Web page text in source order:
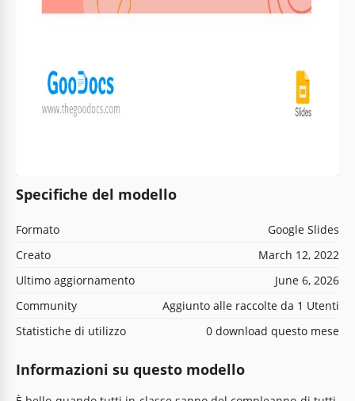
Specifiche del modello
Formato
Google Slides
Creato
March 12, 2022
Ultimo aggiornamento
June 6, 2026
Community
Aggiunto alle raccolte da 1 Utenti
Statistiche di utilizzo
0 download questo mese
Informazioni su questo modello